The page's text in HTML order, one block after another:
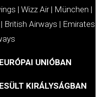
| Wizz Air| München |
| British Airways | Emirates
UNIÓBAN
KIRÁLYSÁGBAN